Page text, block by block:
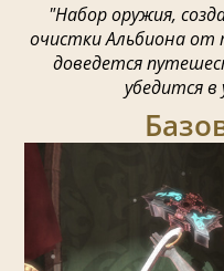
"Набор оружия,
очистки Альбиона от
доведется
убедится в